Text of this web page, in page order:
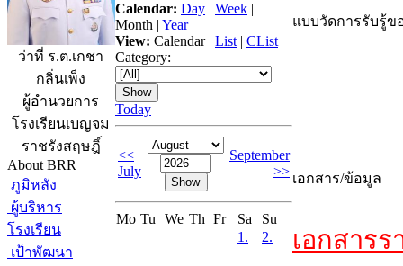
ว่าที่ ร.ต.เกชา
กลิ่นเพ็ง
ผู้อำนวยการ
โรงเรียนเบญจม
ราชรังสฤษฎิ์
About BRR
ภูมิหลัง
ผู้บริหาร
โรงเรียน
เป้าพัฒนา
Calendar: Day | Week |
Month | Year
View: Calendar| List | CList
Category:
Today
<<
July
September
>>
Mo Tu We Th Fr Sa
Su
1.
2.
แบบวัดการรับรู้ข
เอกสาร/ข้อมูล
เอกสาร